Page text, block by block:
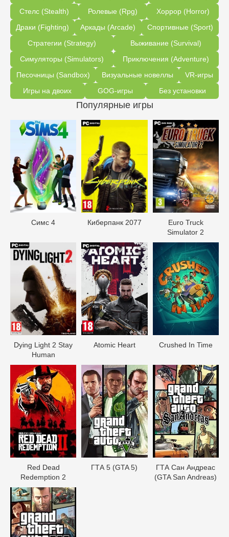
Стелс (Stealth)
Ролевые (Rpg)
Хоррор (Horror)
Драки (Fighting)
Аркады (Arcade)
Спортивные (Sport)
Стратегии (Strategy)
Выживание (Survival)
Симуляторы (Simulators)
Приключения (Adventure)
Песочницы (Sandbox)
Визуальные новеллы
VR-игры
Игры на двоих
GOG-игры Без установки
Популярные игры
Симс 4 Киберпанк 2077
Euro Truck
Simulator 2
Dying Light 2 Stay
Human
Atomic Heart Crushed In Time
Red Dead
Redеmption 2
ГТА 5 (GTA 5)
ГТА Сан Андреас
(GTA San Andreas)